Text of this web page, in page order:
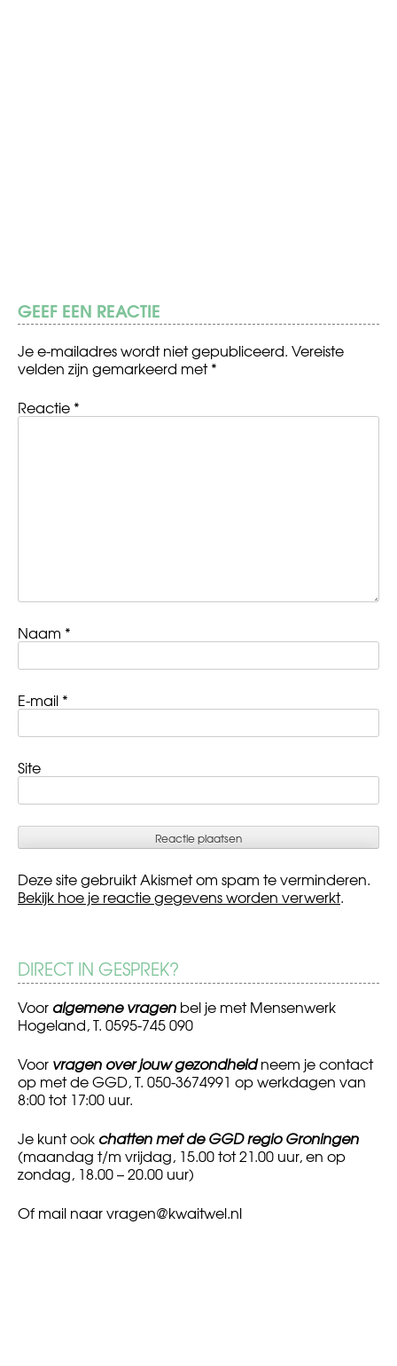
GEEF EEN REACTIE
Je e-mailadres wordt niet gepubliceerd. Vereiste
velden zijn gemarkeerd met*
Reactie *
Naam *
E-mail *
Site
Deze site gebruikt Akismet om spam te verminderen.
Bekijk hoe je reactie gegevens worden verwerkt.
DIRECT IN GESPREK?
Voor algemene vragen bel je met Mensenwerk
Hogeland, T. 0595-745 090
Voor vragen over jouw gezondheidneem je contact
op met de GGD, T. 050-3674991 op werkdagen van
8:00 tot 17:00 uur.
Je kunt ook chatten met de GGD regio Groningen
(maandag t/m vrijdag, 15.00 tot 21.00 uur, en op
zondag, 18.00 – 20.00 uur)
Of mail naarvragen@kwaitwel.nl